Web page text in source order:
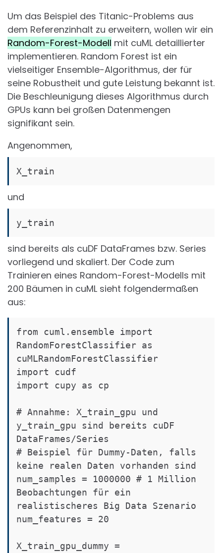
Um das Beispiel des Titanic-Problems aus
dem Referenzinhalt zu erweitern, wollen wir ein
Random-Forest-Modell mit cuML detaillierter
implementieren. Random Forest ist ein
vielseitiger Ensemble-Algorithmus, der für
seine Robustheit und gute Leistung bekannt ist.
Die Beschleunigung dieses Algorithmus durch
GPUs kann bei großen Datenmengen
signifikant sein.
Angenommen,
X_train
und
y_train
sind bereits als cuDF DataFrames bzw. Series
vorliegend und skaliert. Der Code zum
Trainieren eines Random-Forest-Modells mit
200 Bäumen in cuML sieht folgendermaßen
aus:
from cuml.ensemble import
RandomForestClassifier as
cuMLRandomForestClassifier
import cudf
import cupy as cp
# Annahme: X_train_gpu und
y_train_gpu sind bereits cuDF
DataFrames/Series
# Beispiel für Dummy-Daten, falls
keine realen Daten vorhanden sind
num_samples = 1000000 # 1 Million
Beobachtungen für ein
realistischeres Big Data Szenario
num_features = 20
X_train_gpu_dummy =